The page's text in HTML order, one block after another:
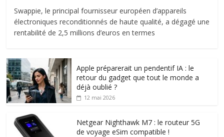
Swappie, le principal fournisseur européen d’appareils
électroniques reconditionnés de haute qualité, a dégagé une
rentabilité de 2,5 millions d’euros en termes
Apple préparerait un pendentif IA : le
retour du gadget que tout le monde a
déjà oublié ?
12 mai 2026
Netgear Nighthawk M7 : le routeur 5G
de voyage eSim compatible !